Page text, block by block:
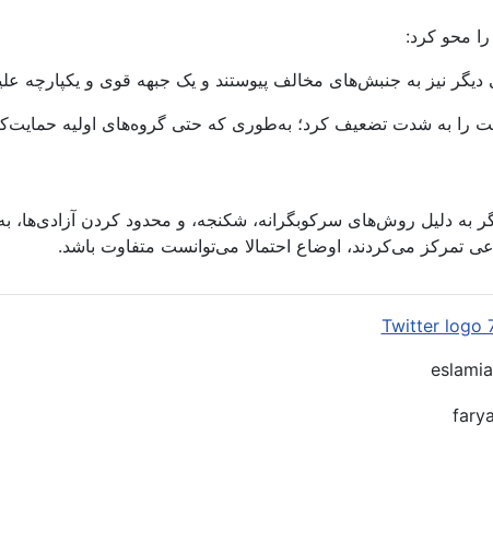
محو کرد:
نیز به جنبش‌های مخالف پیوستند و یک جبهه قوی و یکپارچه
به شدت تضعیف کرد؛ به‌طوری که حتی گروه‌های اولیه
دلیل روش‌های سرکوبگرانه، شکنجه، و محدود کردن آزادی‌ها،
تمرکز می‌کردند، اوضاع احتمالا می‌توانست متفاوت باشد.